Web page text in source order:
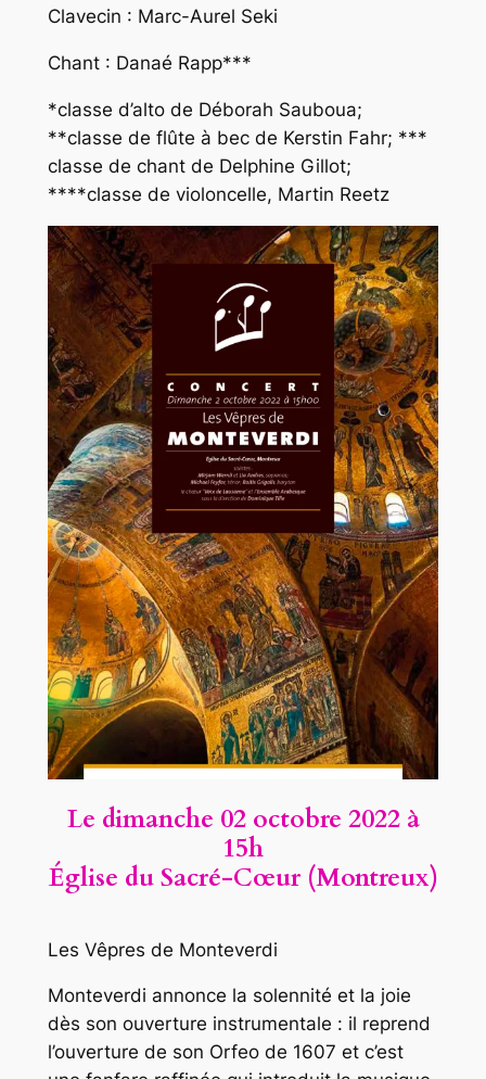
Clavecin : Marc-Aurel Seki
Chant : Danaé Rapp***
*classe d’alto de Déborah Sauboua;
**classe de flûte à bec de Kerstin Fahr; ***
classe de chant de Delphine Gillot;
****classe de violoncelle, Martin Reetz
Le dimanche 02 octobre 2022 à
15h
Église du Sacré-Cœur (Montreux)
Les Vêpres de Monteverdi
Monteverdi annonce la solennité et la joie
dès son ouverture instrumentale : il reprend
l’ouverture de son Orfeo de 1607 et c’est